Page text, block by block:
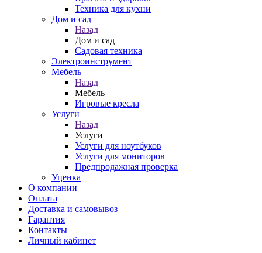
Техника для кухни
Дом и сад
Назад
Дом и сад
Садовая техника
Электроинструмент
Мебель
Назад
Мебель
Игровые кресла
Услуги
Назад
Услуги
Услуги для ноутбуков
Услуги для мониторов
Предпродажная проверка
Уценка
О компании
Оплата
Доставка и самовывоз
Гарантия
Контакты
Личный кабинет